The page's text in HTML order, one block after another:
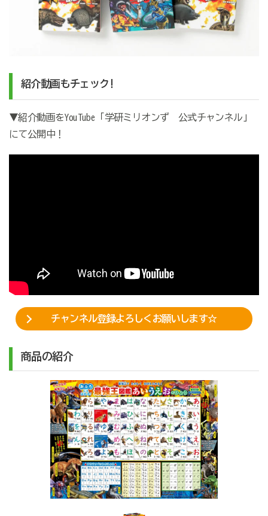
紹介動画もチェック!
▼紹介動画をYouTube「学研ミリオンず 公式チャンネル」
にて公開中！
チャンネル登録よろしくお願いします☆
商品の紹介